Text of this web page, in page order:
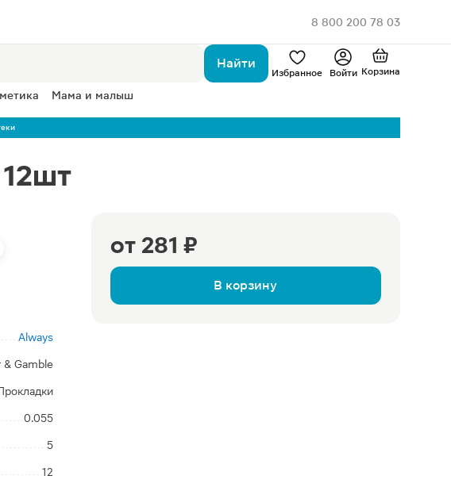
8 800 200 78 03
Найти
Избранное Войти Корзина
Мама и малыш
от 281 ₽
В корзину
Always
& Gamble
0.055
5
12